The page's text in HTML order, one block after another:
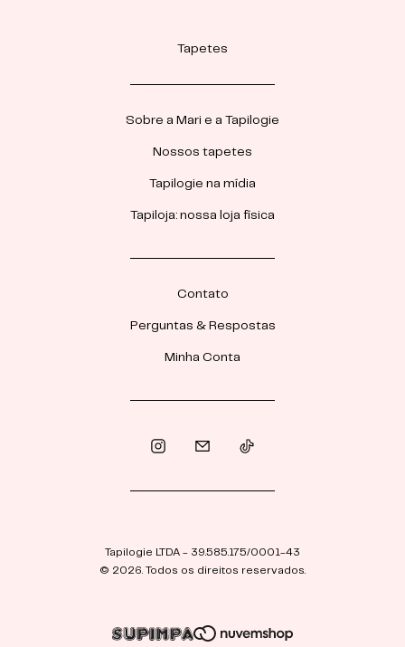
Tapetes
Sobre a Mari e a Tapilogie
Nossos tapetes
Tapilogie na mídia
Tapiloja: nossa loja física
Contato
Perguntas & Respostas
Minha Conta
Tapilogie LTDA - 39.585.175/0001-43
© 2026. Todos os direitos reservados.